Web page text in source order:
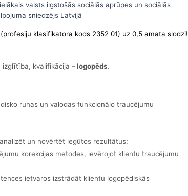
valsts ilgstošās sociālās aprūpes un sociālās
sniedzējs Latvijā
(profesiju klasifikatora kods 2352 01) uz 0,5 amata slodzi!
kvalifikācija –logopēds.
runas un valodas funkcionālo traucējumu
un novērtēt iegūtos rezultātus;
korekcijas metodes, ievērojot klientu traucējumu
ietvaros izstrādāt klientu logopēdiskās